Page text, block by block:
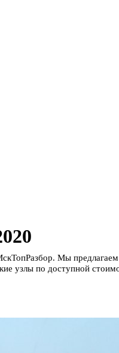
Мы
узлы по доступной